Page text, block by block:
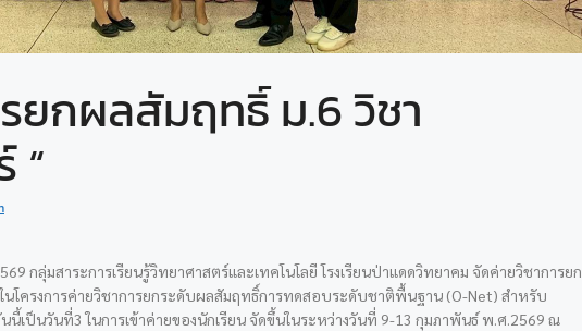
ยกผลสัมฤทธิ์ ม.6 วิชา
“
กลุ่มสาระการเรียนรู้วิทยาศาสตร์และเทคโนโลยี โรงเรียนป่าแดดวิทยาคม จัดค่ายวิชาการยก
นโครงการค่ายวิชาการยกระดับผลสัมฤทธิ์การทดสอบระดับชาติพื้นฐาน (O-Net) สำหรับ
นี้เป็นวันที่3 ในการเข้าค่ายของนักเรียน จัดขึ้นในระหว่างวันที่ 9-13 กุมภาพันธ์ พ.ศ.2569 ณ